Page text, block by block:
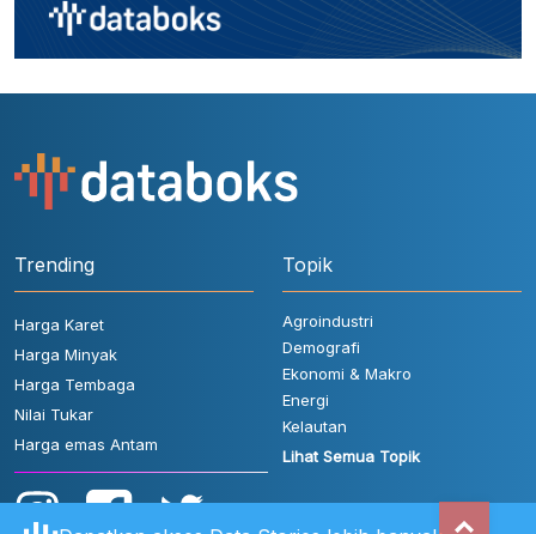
Trending
Harga Karet
Harga Minyak
Harga Tembaga
Nilai Tukar
Harga emas Antam
Topik
Agroindustri
Demografi
Ekonomi & Makro
Energi
Kelautan
Lihat Semua Topik